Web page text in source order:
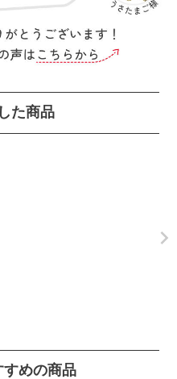
た商品
すめの商品